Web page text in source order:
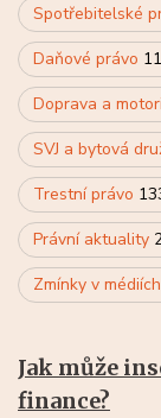
Spotřebitelské
Daňové právo
Doprava a
SVJ a bytová
Trestní právo
Právní aktuality
Zmínky v médiích
Jak může
finance?